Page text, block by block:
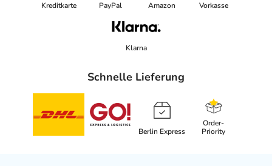
Kreditkarte PayPal Amazon Vorkasse
Klarna
Schnelle Lieferung
Berlin Express
Order-
Priority